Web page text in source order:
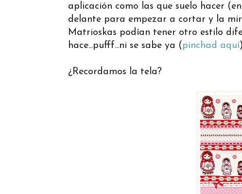
aplicación como las que suelo hacer
delante para empezar a cortar y la
Matrioskas podían tener otro estilo
hace...pufff...ni se sabe ya ( pinchad aquí
¿Recordamos la tela?